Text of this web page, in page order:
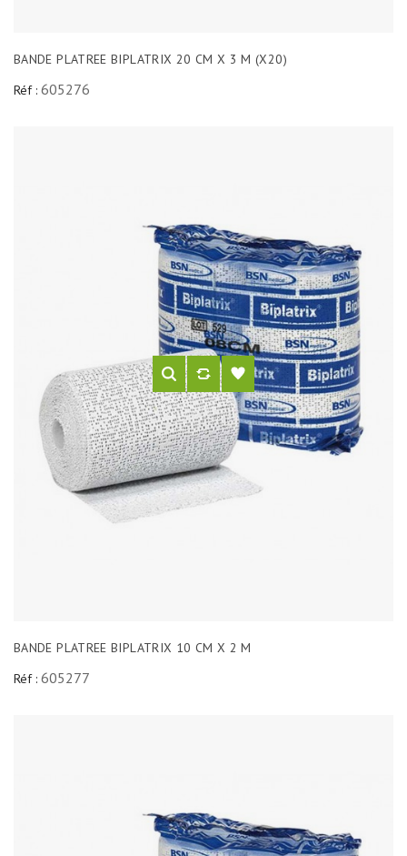
BANDE PLATREE BIPLATRIX 20 CM X 3 M (X20)
Réf : 605276
BANDE PLATREE BIPLATRIX 10 CM X 2 M
Réf : 605277